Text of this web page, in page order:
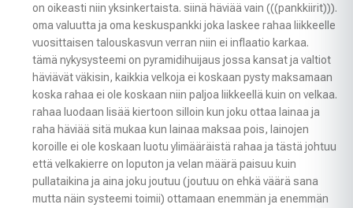
on oikeasti niin yksinkertaista. siinä häviää vain (((pankkiirit))).
oma valuutta ja oma keskuspankki joka laskee rahaa liikkeelle
vuosittaisen talouskasvun verran niin ei inflaatio karkaa.
tämä nykysysteemi on pyramidihuijaus jossa kansat ja valtiot
häviävät väkisin, kaikkia velkoja ei koskaan pysty maksamaan
koska rahaa ei ole koskaan niin paljoa liikkeellä kuin on velkaa.
rahaa luodaan lisää kiertoon silloin kun joku ottaa lainaa ja
raha häviää sitä mukaa kun lainaa maksaa pois, lainojen
koroille ei ole koskaan luotu ylimääräistä rahaa ja tästä johtuu
että velkakierre on loputon ja velan määrä paisuu kuin
pullataikina ja aina joku joutuu (joutuu on ehkä väärä sana
mutta näin systeemi toimii) ottamaan enemmän ja enemmän